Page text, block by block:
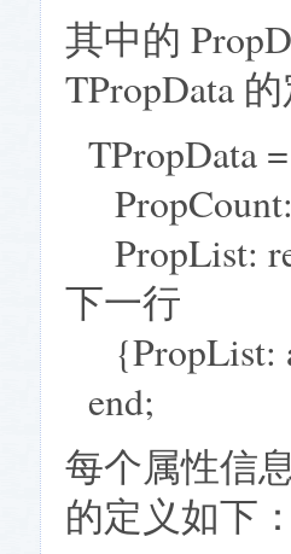
其中的
TPropData
TPropData
PropList:
下一行
{PropList:
end;
每个属性信
的定义如下